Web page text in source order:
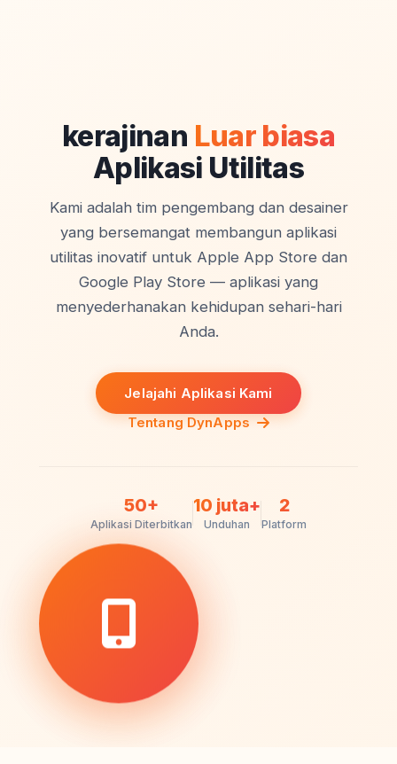
kerajinan Luar biasa
Aplikasi Utilitas
Kami adalah tim pengembang dan desainer
yang bersemangat membangun aplikasi
utilitas inovatif untuk Apple App Store dan
Google Play Store — aplikasi yang
menyederhanakan kehidupan sehari-hari
Anda.
Jelajahi Aplikasi Kami
Tentang DynApps
50+
Aplikasi Diterbitkan
10 juta+
Unduhan
2
Platform